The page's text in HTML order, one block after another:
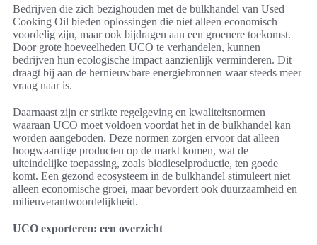
Bedrijven die zich bezighouden met de bulkhandel van Used
Cooking Oil bieden oplossingen die niet alleen economisch
voordelig zijn, maar ook bijdragen aan een groenere toekomst.
Door grote hoeveelheden UCO te verhandelen, kunnen
bedrijven hun ecologische impact aanzienlijk verminderen. Dit
draagt bij aan de hernieuwbare energiebronnen waar steeds meer
vraag naar is.
Daarnaast zijn er strikte regelgeving en kwaliteitsnormen
waaraan UCO moet voldoen voordat het in de bulkhandel kan
worden aangeboden. Deze normen zorgen ervoor dat alleen
hoogwaardige producten op de markt komen, wat de
uiteindelijke toepassing, zoals biodieselproductie, ten goede
komt. Een gezond ecosysteem in de bulkhandel stimuleert niet
alleen economische groei, maar bevordert ook duurzaamheid en
milieuverantwoordelijkheid.
UCO exporteren: een overzicht